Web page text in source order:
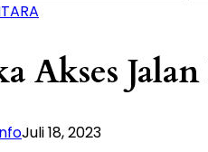
Akses
Juli 18, 2023